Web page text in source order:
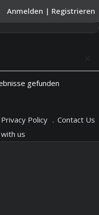
Anmelden | Registrieren
close
gefunden
Privacy Policy
Contact Us
us